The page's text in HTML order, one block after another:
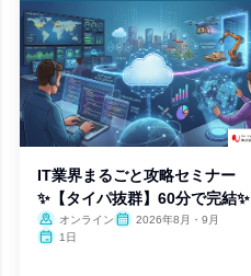
IT業界まるごと攻略セミナー
✨【タイパ抜群】60分で完結✨
オンライン
2026年8月・9月
1日